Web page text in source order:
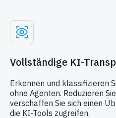
Vollständige KI-
Erkennen und klassifizieren
ohne Agenten. Reduzieren
verschaffen Sie sich einen
die KI-Tools zugreifen.